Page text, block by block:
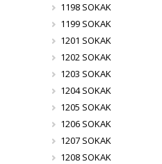
1198 SOKAK
1199 SOKAK
1201 SOKAK
1202 SOKAK
1203 SOKAK
1204 SOKAK
1205 SOKAK
1206 SOKAK
1207 SOKAK
1208 SOKAK